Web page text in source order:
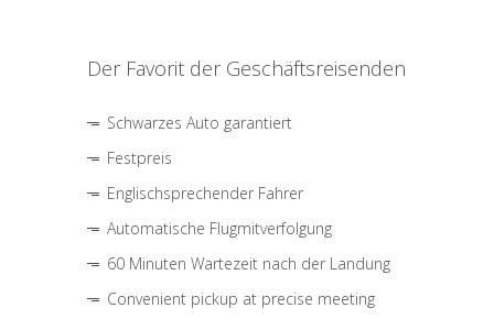
Der Favorit der Geschäftsreisenden
Schwarzes Auto garantiert
Festpreis
Englischsprechender Fahrer
Automatische Flugmitverfolgung
60 Minuten Wartezeit nach der Landung
Convenient pickup at precise meeting